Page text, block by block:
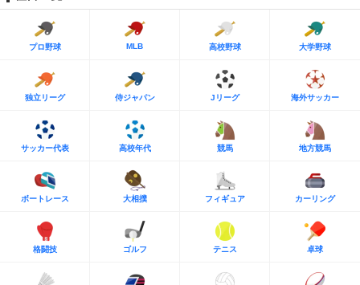
プロ野球 MLB 高校野球 大学野球
独立リーグ 侍ジャパン Jリーグ 海外サッカー
サッカー代表 高校年代 競馬 地方競馬
ボートレース 大相撲 フィギュア カーリング
格闘技 ゴルフ テニス 卓球